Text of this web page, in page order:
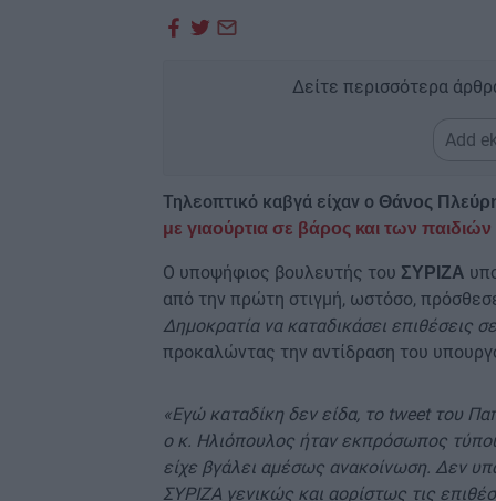
Δείτε περισσότερα
Add
Τηλεοπτικό καβγά είχαν ο Θάνος
με γιαούρτια σε βάρος και των
Ο υποψήφιος βουλευτής του ΣΥΡΙΖΑ
από την πρώτη στιγμή, ωστόσο,
Δημοκρατία να καταδικάσει επιθέσεις
προκαλώντας την αντίδραση του
«Εγώ καταδίκη δεν είδα, το tweet του
ο κ. Ηλιόπουλος ήταν εκπρόσωπος
είχε βγάλει αμέσως ανακοίνωση. Δεν
ΣΥΡΙΖΑ γενικώς και αορίστως τις